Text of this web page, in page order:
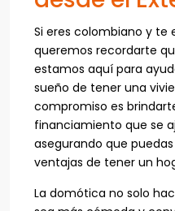
Si eres colombiano y te
queremos recordarte
estamos aquí para
sueño de tener una
compromiso es
financiamiento que se
asegurando que
ventajas de tener un
La domótica no solo